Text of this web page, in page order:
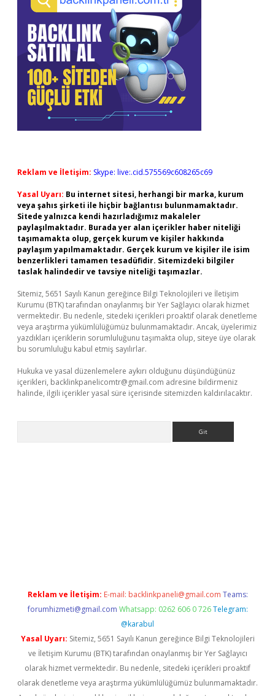
Reklam ve İletişim: Skype: live:.cid.575569c608265c69
Yasal Uyarı: Bu internet sitesi, herhangi bir marka, kurum
veya şahıs şirketi ile hiçbir bağlantısı bulunmamaktadır.
Sitede yalnızca kendi hazırladığımız makaleler
paylaşılmaktadır. Burada yer alan içerikler haber niteliği
taşımamakta olup, gerçek kurum ve kişiler hakkında
paylaşım yapılmamaktadır. Gerçek kurum ve kişiler ile isim
benzerlikleri tamamen tesadüfidir. Sitemizdeki bilgiler
taslak halindedir ve tavsiye niteliği taşımazlar.
Sitemiz, 5651 Sayılı Kanun gereğince Bilgi Teknolojileri ve İletişim
Kurumu (BTK) tarafından onaylanmış bir Yer Sağlayıcı olarak hizmet
vermektedir. Bu nedenle, sitedeki içerikleri proaktif olarak denetleme
veya araştırma yükümlülüğümüz bulunmamaktadır. Ancak, üyelerimiz
yazdıkları içeriklerin sorumluluğunu taşımakta olup, siteye üye olarak
bu sorumluluğu kabul etmiş sayılırlar.
Hukuka ve yasal düzenlemelere aykırı olduğunu düşündüğünüz
içerikleri, backlinkpanelicomtr@gmail.com adresine bildirmeniz
halinde, ilgili içerikler yasal süre içerisinde sitemizden kaldırılacaktır.
Reklam ve İletişim: E-mail: backlinkpaneli@gmail.com Teams:
forumhizmeti@gmail.com Whatsapp: 0262 606 0 726 Telegram:
@karabul
Yasal Uyarı: Sitemiz, 5651 Sayılı Kanun gereğince Bilgi Teknolojileri
ve İletişim Kurumu (BTK) tarafından onaylanmış bir Yer Sağlayıcı
olarak hizmet vermektedir. Bu nedenle, sitedeki içerikleri proaktif
olarak denetleme veya araştırma yükümlülüğümüz bulunmamaktadır.